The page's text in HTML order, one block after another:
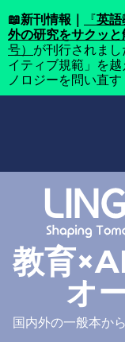
教育
オ
国内外の一般本か
📖新刊情報｜ 『英語
外の研究をサクッと
号） が刊行されま
イティブ規範」を
ノロジーを問い直す